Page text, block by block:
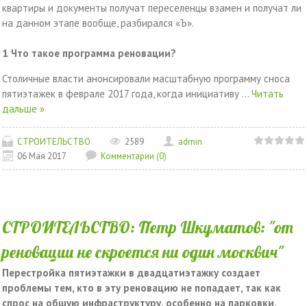
квартиры и документы получат переселенцы взамен и получат ли
на данном этапе вообще, разбирался «Ъ».
1 Что такое программа реновации?
Столичные власти анонсировали масштабную программу сноса
пятиэтажек в феврале 2017 года, когда инициативу ... Читать
дальше »
СТРОИТЕЛЬСТВО 2589
admin
06 Мая 2017
Комментарии (0)
СТРОИТЕЛЬСТВО: Петр Шкуматов: "от
реновации не скроется ни один москвич"
Перестройка пятиэтажки в двадцатиэтажку создает
проблемы тем, кто в эту реновацию не попадает, так как
спрос на общую инфраструктуру, особенно на парковки,